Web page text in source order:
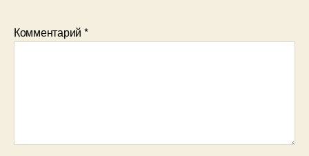
Комментарий *